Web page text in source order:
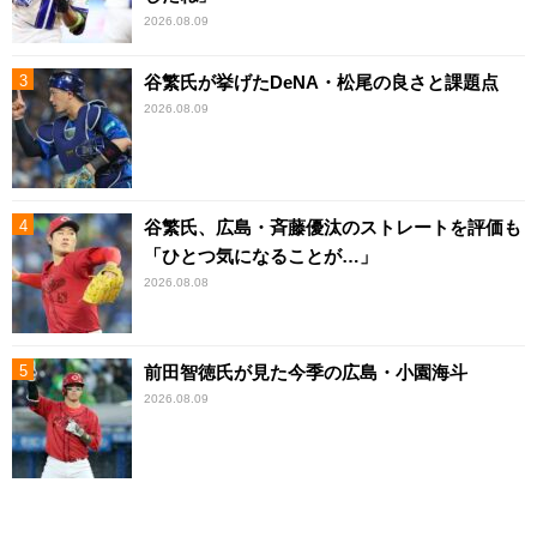
2026.08.09
谷繁氏が挙げたDeNA・松尾の良さと課題点
2026.08.09
谷繁氏、広島・斉藤優汰のストレートを評価も
「ひとつ気になることが…」
2026.08.08
前田智徳氏が見た今季の広島・小園海斗
2026.08.09